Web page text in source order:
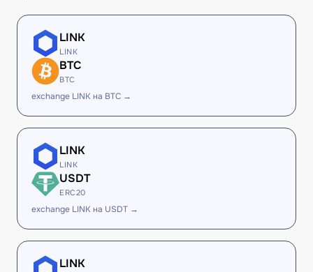
LINK
LINK
BTC
BTC
exchange LINK на BTC →
LINK
LINK
USDT
ERC20
exchange LINK на USDT →
LINK